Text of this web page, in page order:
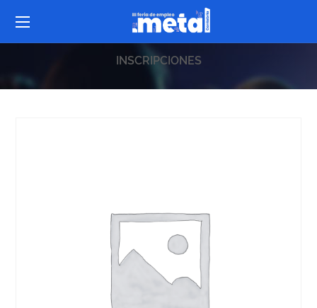
INSCRIPCIONES